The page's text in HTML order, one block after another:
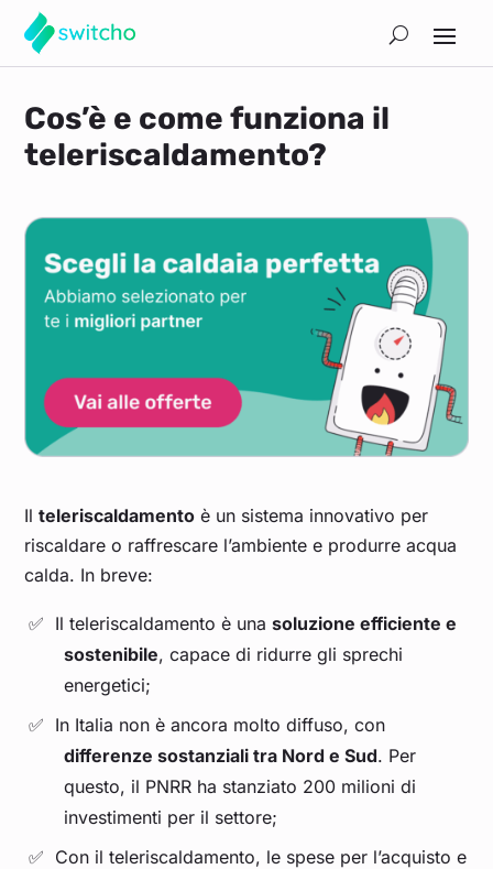
Cos’è e come funziona il
teleriscaldamento?
Ilteleriscaldamento è un sistema innovativo per
riscaldare o raffrescare l’ambiente e produrre acqua
calda. In breve:
Il teleriscaldamento è una soluzione efficiente e
sostenibile, capace di ridurre gli sprechi
energetici;
In Italia non è ancora molto diffuso, con
differenze sostanziali tra Nord e Sud. Per
questo, il PNRR ha stanziato 200 milioni di
investimenti per il settore;
Con il teleriscaldamento, le spese per l’acquisto e